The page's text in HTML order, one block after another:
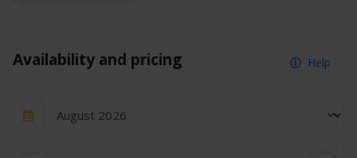
Availability and pricing Help